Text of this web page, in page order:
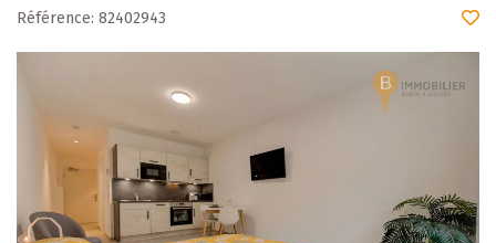
Référence: 82402943